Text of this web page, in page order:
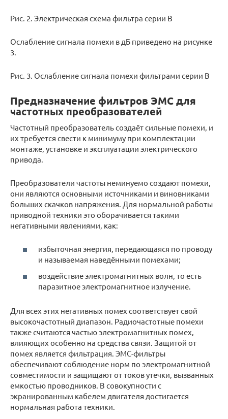
Рис. 2. Электрическая схема фильтра серии B
Ослабление сигнала помехи в дБ приведено на рисунке
3.
Рис. 3. Ослабление сигнала помехи фильтрами серии B
Предназначение фильтров ЭМС для
частотных преобразователей
Частотный преобразователь создаёт сильные помехи, и
их требуется свести к минимуму при комплектации
монтаже, установке и эксплуатации электрического
привода.
Преобразователи частоты неминуемо создают помехи,
они являются основными источниками и виновниками
больших скачков напряжения. Для нормальной работы
приводной техники это оборачивается такими
негативными явлениями, как:
избыточная энергия, передающаяся по проводу
и называемая наведёнными помехами;
воздействие электромагнитных волн, то есть
паразитное электромагнитное излучение.
Для всех этих негативных помех соответствует свой
высокочастотный диапазон. Радиочастотные помехи
также считаются частью электромагнитных помех,
влияющих особенно на средства связи. Защитой от
помех является фильтрация. ЭМС-фильтры
обеспечивают соблюдение норм по электромагнитной
совместимости и защищают от токов утечки, вызванных
емкостью проводников. В совокупности с
экранированным кабелем двигателя достигается
нормальная работа техники.